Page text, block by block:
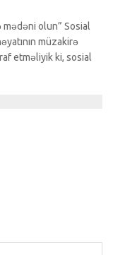
mədəni olun” Sosial
müzakirə
etməliyik ki, sosial